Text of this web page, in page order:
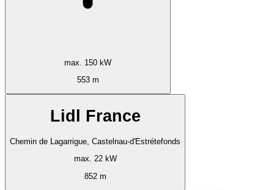
max. 150 kW
553 m
Lidl France
Chemin de Lagarrigue, Castelnau-d'Estrétefonds
max. 22 kW
852 m